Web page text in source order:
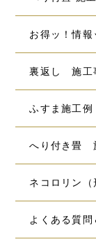
お得ッ！情報
裏返し 施工
ふすま施工例
へり付き畳
ネコロリン（
よくある質